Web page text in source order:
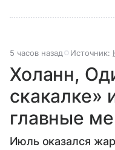
5 часов назад Источник:
Холанн,
скакалке»
главные
Июль оказался